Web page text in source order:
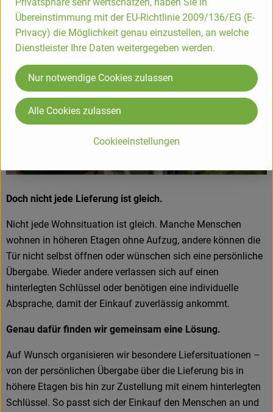
Doch nicht jede Lieferung ist gleich.
Nicht jede Wohnsituation ist gleich. Manche Menschen
wohnen in höheren Etagen ohne Aufzug, andere können die
Tür nicht selbst öffnen oder wünschen sich eine persönliche
Übergabe. Wieder andere verlassen sich auf einen
hinterlegten Schlüssel oder benötigen eine individuelle
Absprache, damit der Einkauf zuverlässig ankommt.
Genau dafür finden wir gemeinsam eine Lösung.
Auf Wunsch organisieren wir besondere Liefersituationen –
von der persönlichen Übergabe über die Lieferung bis in
höhere Etagen bis hin zur Zustellung mit einem hinterlegten
Schlüssel. So passt sich der Einkauf den Menschen an und
Übereinstimmung mit der EU-Richtlinie 2009/136/EG (E-
Privacy) die Möglichkeit genau einzustellen, an welche
Dienstleister Ihre Daten weitergegeben werden.
Cookieeinstellungen
Nur notwendige Cookies zulassen
Alle Cookies zulassen